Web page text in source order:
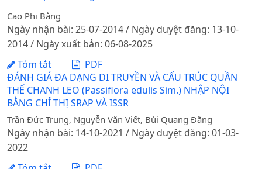
Cao Phi Bằng
Ngày nhận bài: 25-07-2014 / Ngày duyệt đăng: 13-10-
2014 / Ngày xuất bản: 06-08-2025
Tóm tắt
PDF
ĐÁNH GIÁ ĐA DẠNG DI TRUYỀN VÀ CẤU TRÚC QUẦN
THỂ CHANH LEO (Passiflora edulis Sim.) NHẬP NỘI
BẰNG CHỈ THỊ SRAP VÀ ISSR
Trần Đức Trung, Nguyễn Văn Viết, Bùi Quang Đãng
Ngày nhận bài: 14-10-2021 / Ngày duyệt đăng: 01-03-
2022